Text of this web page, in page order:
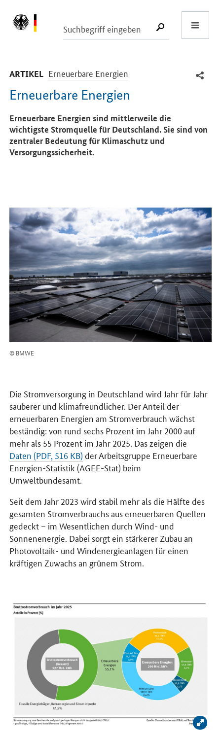
SUCHE
ARTIKEL -
Erneuerbare Energien
Erneuerbare Energien
Einleitung
Erneuerbare Energien sind mittlerweile die
wichtigste Stromquelle für Deutschland. Sie sind von
zentraler Bedeutung für Klimaschutz und
Versorgungssicherheit.
© BMWE
Die Stromversorgung in Deutschland wird Jahr für Jahr
sauberer und klimafreundlicher. Der Anteil der
erneuerbaren Energien am Stromverbrauch wächst
beständig: von rund sechs Prozent im Jahr 2000 auf
mehr als 55 Prozent im Jahr 2025. Das zeigen die
Daten (PDF, 516 KB) der Arbeitsgruppe Erneuerbare
Energien-Statistik (AGEE-Stat) beim
Umweltbundesamt.
Seit dem Jahr 2023 wird stabil mehr als die Hälfte des
gesamten Stromverbrauchs aus erneuerbaren Quellen
gedeckt – im Wesentlichen durch Wind- und
Sonnenenergie. Dabei sorgt ein stärkerer Zubau an
Photovoltaik- und Windenergieanlagen für einen
kräftigen Zuwachs an grünem Strom.
Bild